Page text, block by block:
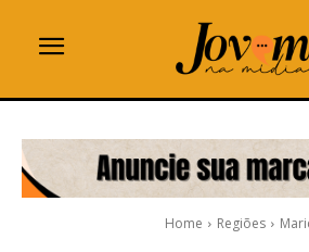
Home Regiões